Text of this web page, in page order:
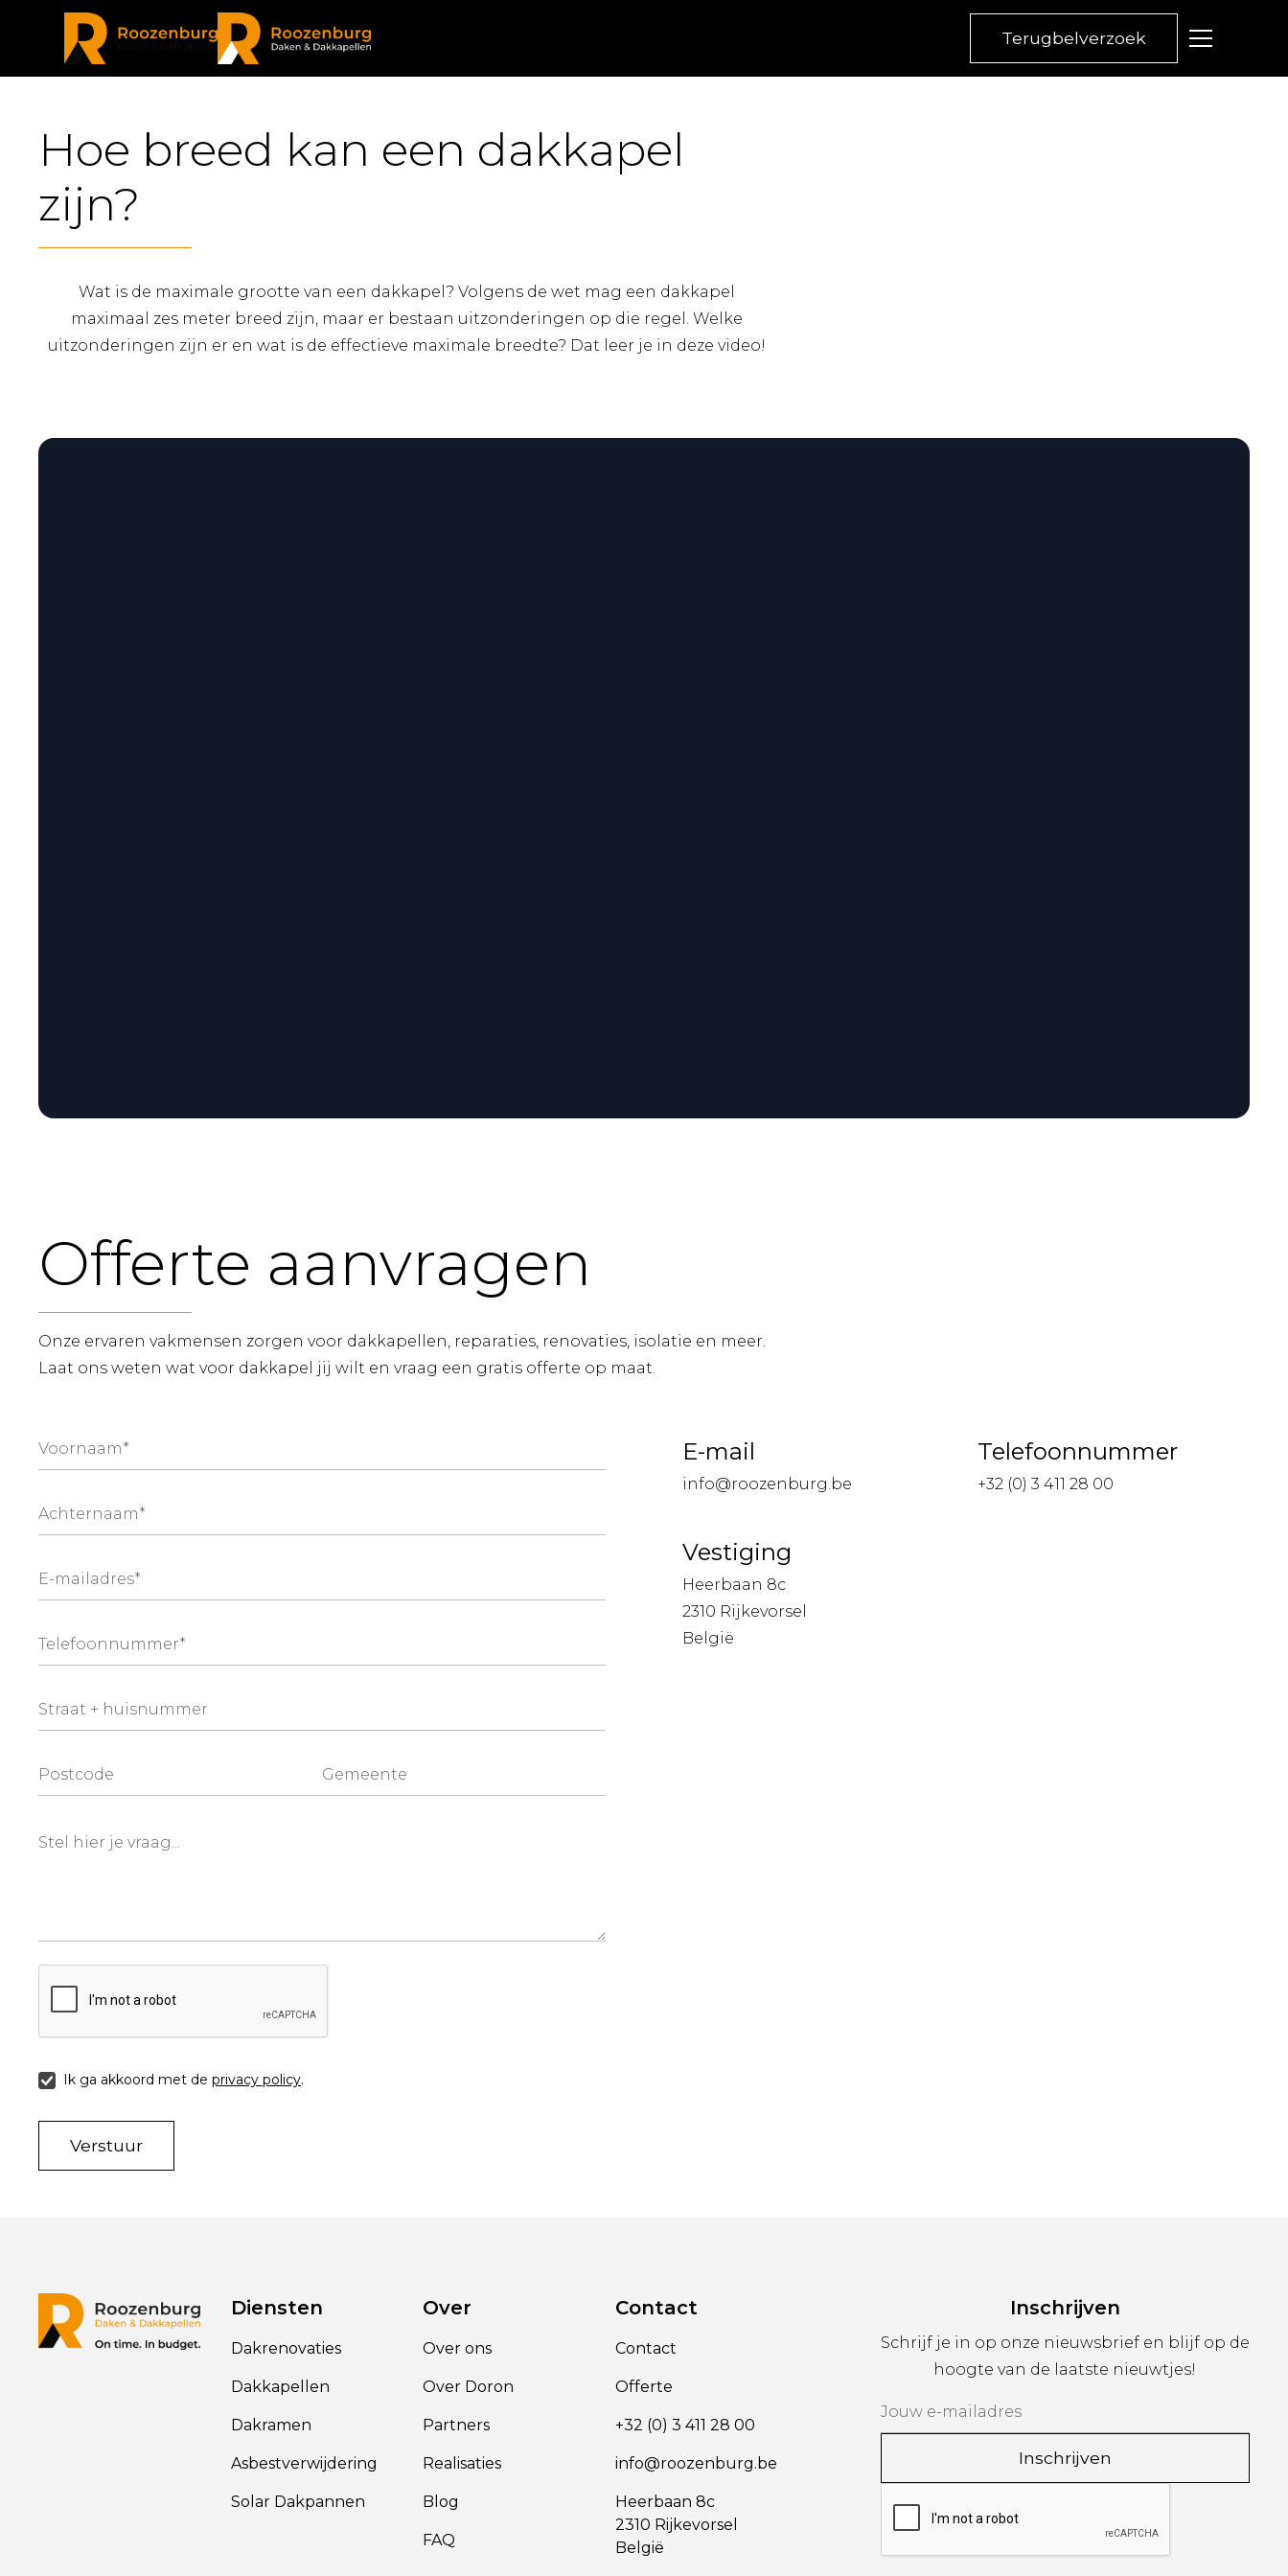
Terugbelverzoek
Hoe breed kan een dakkapel
zijn?
Wat is de maximale grootte van een dakkapel? Volgens de wet mag een dakkapel
maximaal zes meter breed zijn, maar er bestaan uitzonderingen op die regel. Welke
uitzonderingen zijn er en wat is de effectieve maximale breedte? Dat leer je in deze video!
Offerte aanvragen
Onze ervaren vakmensen zorgen voor dakkapellen, reparaties, renovaties, isolatie en meer.
Laat ons weten wat voor dakkapel jij wilt en vraag een gratis offerte op maat.
Ik ga akkoord met de privacy policy.
E-mail
info@roozenburg.be
Telefoonnummer
+32 (0) 3 411 28 00
Vestiging
Heerbaan 8c
2310 Rijkevorsel
België
Diensten
Dakrenovaties
Dakkapellen
Dakramen
Asbestverwijdering
Solar Dakpannen
Over
Over ons
Over Doron
Partners
Realisaties
Blog
FAQ
Contact
Contact
Offerte
+32 (0) 3 411 28 00
info@roozenburg.be
Heerbaan 8c
2310 Rijkevorsel
België
Inschrijven
Schrijf je in op onze nieuwsbrief en blijf op de
hoogte van de laatste nieuwtjes!